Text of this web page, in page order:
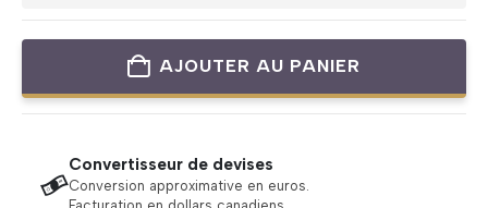
AJOUTER AU PANIER
Convertisseur de devises
Conversion approximative en euros.